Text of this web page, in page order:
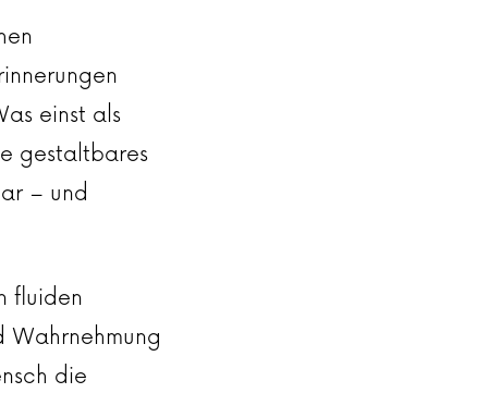
einst als
gestaltbares
– und
fluiden
Wahrnehmung
die